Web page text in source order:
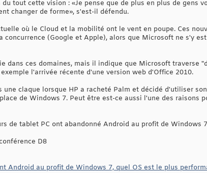
tout cette vision : «Je pense que de plus en plus de gens
changer de forme», s'est-il défendu.
où le Cloud et la mobilité ont le vent en poupe. Ces
(Google et Apple), alors que Microsoft ne s'y
dans ces domaines, mais il indique que Microsoft traverse
l'arrivée récente d'une version web d'Office 2010.
claque lorsque HP a racheté Palm et décidé d'utiliser
de Windows 7. Peut être est-ce aussi l'une des raisons
de tablet PC ont abandonné Android au profit de Windows
D8
Android au profit de Windows 7, quel OS est le plus